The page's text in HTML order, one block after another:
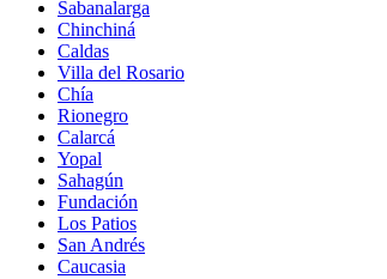
Sabanalarga
Chinchiná
Caldas
Villa del Rosario
Chía
Rionegro
Calarcá
Yopal
Sahagún
Fundación
Los Patios
San Andrés
Caucasia